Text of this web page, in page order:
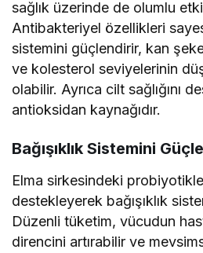
sağlık üzerinde de olumlu
Antibakteriyel özellikleri
sistemini güçlendirir, kan
ve kolesterol seviyelerinin
olabilir. Ayrıca cilt sağlığını
antioksidan kaynağıdır.
Bağışıklık Sistemini
Elma sirkesindeki
destekleyerek bağışıklık
Düzenli tüketim, vücudun
direncini artırabilir ve